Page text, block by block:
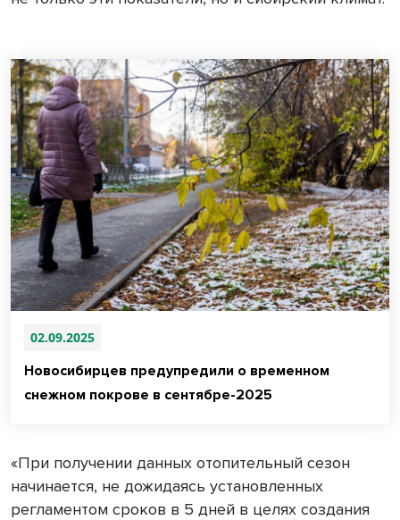
02.09.2025
Новосибирцев предупредили о временном
снежном покрове в сентябре-2025
«При получении данных отопительный сезон
начинается, не дожидаясь установленных
регламентом сроков в 5 дней в целях создания